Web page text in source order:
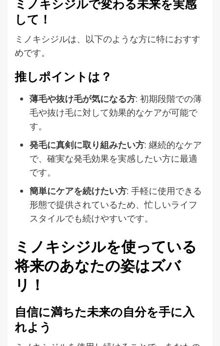
ミノキシジルで変わる未来を実感
して！
ミノキシジルは、以下のような方に特におすす
めです。
推しポイントは？
薄毛や抜け毛が気になる方: 初期段階での薄
毛や抜け毛に対して効果的なケアが可能で
す。
発毛に真剣に取り組みたい方: 継続的なケア
で、確実な発毛効果を実感したい方に最適
です。
簡単にケアを続けたい方: 手軽に使用できる
形態で提供されているため、忙しいライフ
スタイルでも続けやすいです。
ミノキシジルを使っている
将来のあなたの姿はズバ
リ！
自信に満ちた未来の自分を手に入
れよう